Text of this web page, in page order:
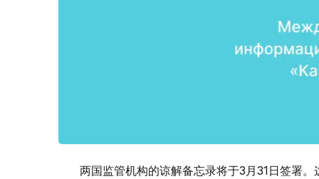
两国监管机构的谅解备忘录将于3月31日签署